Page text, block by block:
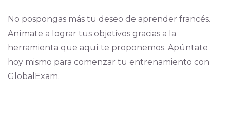
No pospongas más tu deseo de aprender francés.
Anímate a lograr tus objetivos gracias a la
herramienta que aquí te proponemos. Apúntate
hoy mismo para comenzar tu entrenamiento con
GlobalExam.